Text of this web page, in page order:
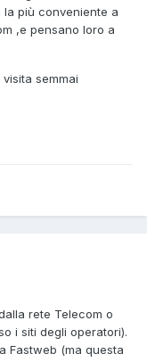
più conveniente a
,e pensano loro a
semmai
rete Telecom o
i siti degli operatori).
Fastweb (ma questa